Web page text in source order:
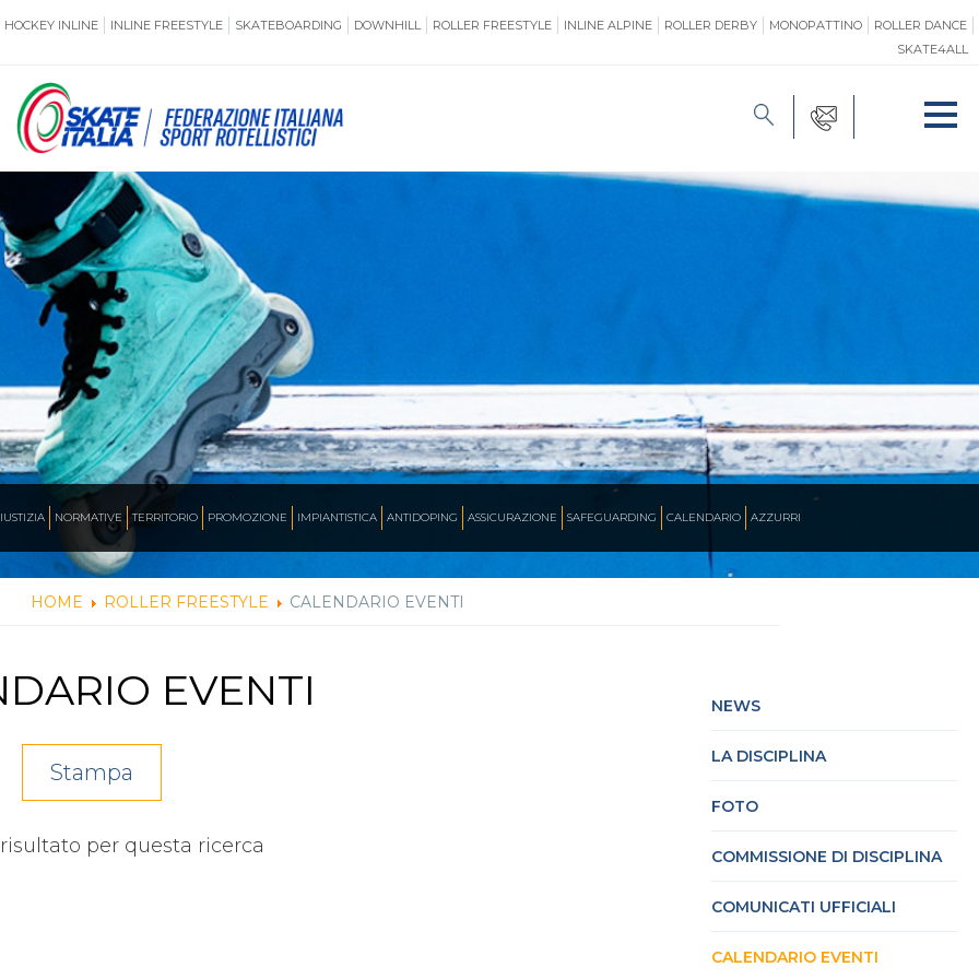
HOCKEY INLINE INLINE FREESTYLE SKATEBOARDING DOWNHILL ROLLER FREESTYLE INLINE ALPINE ROLLER DERBY MONOPATTINO
ROLLER DANCE
SKATE4ALL
NORMATIVE TERRITORIO PROMOZIONE IMPIANTISTICA ANTIDOPING ASSICURAZIONE SAFEGUARDING CALENDARIO AZZURRI
HOME ROLLER FREESTYLE CALENDARIO EVENTI
EVENTI
Stampa
per questa ricerca
NEWS
LA DISCIPLINA
FOTO
COMMISSIONE DI DISCIPLINA
COMUNICATI UFFICIALI
CALENDARIO EVENTI
FORMAZIONE
NORMATIVE
ASSICURAZIONE SAFEGUARDING
AZZURRI
CORSA HOCKEY PISTA
ROLLER FREESTYLE INLINE ALPINE